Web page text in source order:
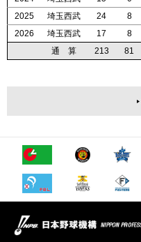
2025
埼玉西武 24 8
2026
埼玉西武 17 8
通 算
213 81
2025
埼玉西武 24 8
2026
埼玉西武 17 8
通 算
213 81
2025
埼玉西武 24 8
2026
埼玉西武 17 8
通 算
213 81
2025
埼玉西武 24 8
2026
埼玉西武 17 8
通 算
213 81